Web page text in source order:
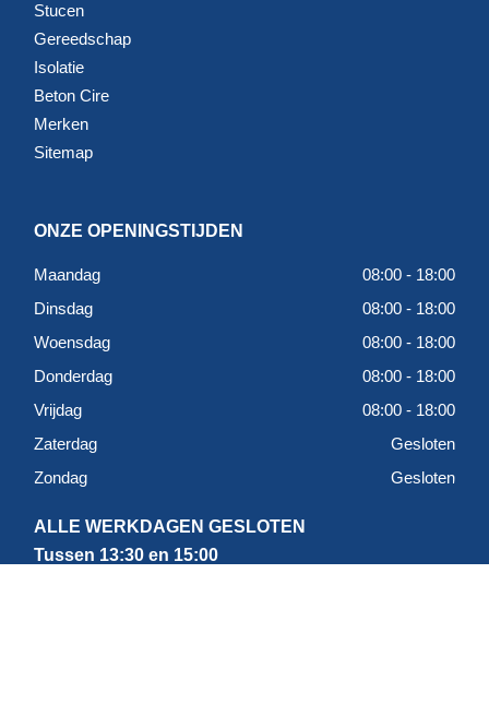
Stucen
Gereedschap
Isolatie
Beton Cire
Merken
Sitemap
ONZE OPENINGSTIJDEN
Maandag
08:00 - 18:00
Dinsdag
08:00 - 18:00
Woensdag
08:00 - 18:00
Donderdag
08:00 - 18:00
Vrijdag
08:00 - 18:00
Zaterdag
Gesloten
Zondag
Gesloten
ALLE WERKDAGEN GESLOTEN
Tussen 13:30 en 15:00